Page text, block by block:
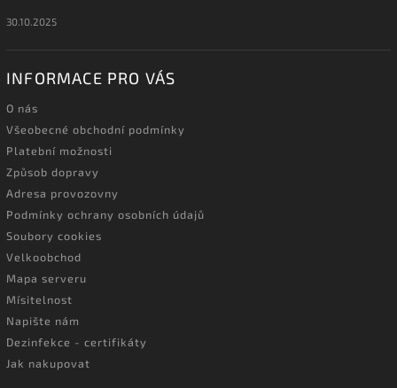
30.10.2025
INFORMACE PRO VÁS
O nás
Všeobecné obchodní podmínky
Platební možnosti
Způsob dopravy
Adresa provozovny
Podmínky ochrany osobních údajů
Soubory cookies
Velkoobchod
Mapa serveru
Mísitelnost
Napište nám
Dezinfekce - certifikáty
Jak nakupovat